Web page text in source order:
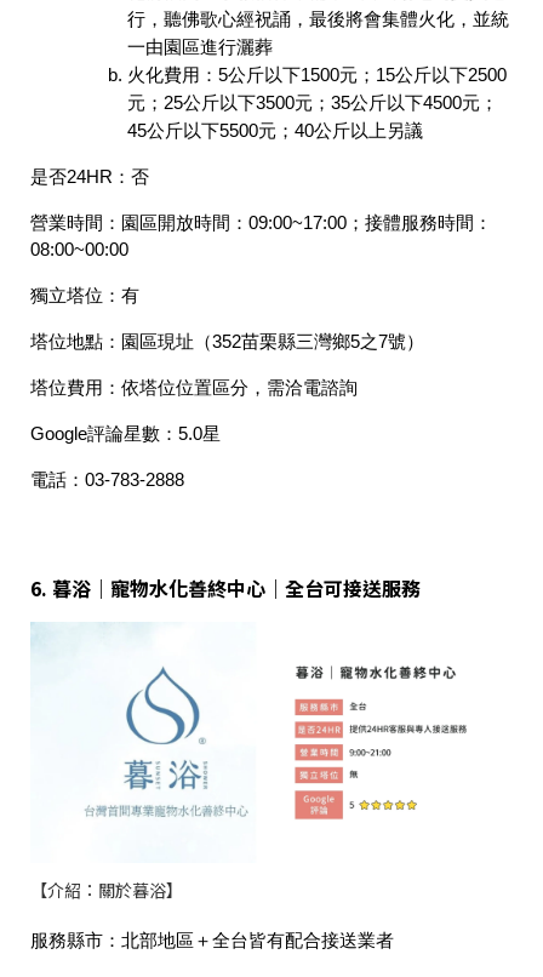
行，聽佛歌心經祝誦，最後將會集體火化，並統
一由園區進行灑葬
火化費用：5公斤以下1500元；15公斤以下2500
元；25公斤以下3500元；35公斤以下4500元；
45公斤以下5500元；40公斤以上另議
是否24HR： 否
營業時間： 園區開放時間：09:00~17:00；接體服務時間：
08:00~00:00
獨立塔位： 有
塔位地點： 園區現址（352苗栗縣三灣鄉5之7號）
塔位費用： 依塔位位置區分，需洽電諮詢
Google評論星數： 5.0星
電話： 03-783-2888
6. 暮浴｜寵物水化善終中心｜全台可接送服務
【介紹：關於暮浴】
服務縣市：北部地區＋全台皆有配合接送業者